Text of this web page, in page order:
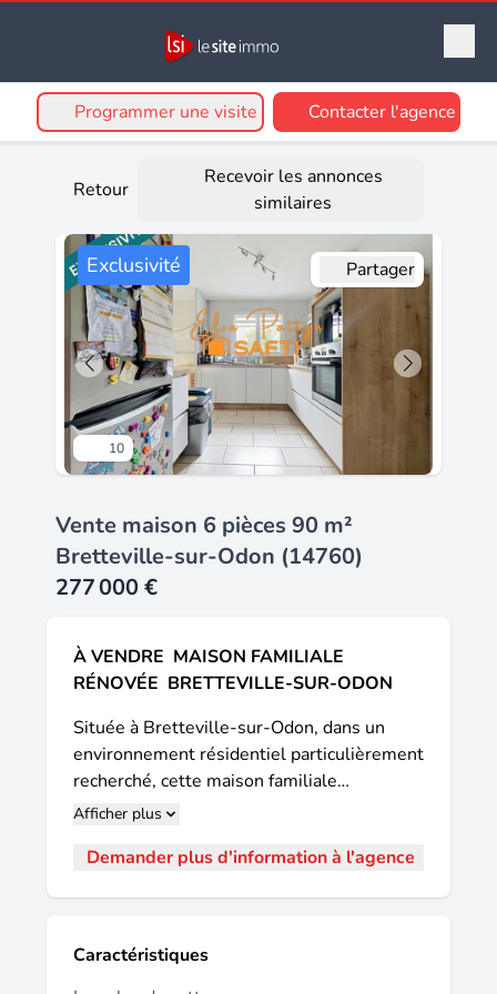
Programmer une visite Contacter l'agence
Retour
Recevoir les annonces
similaires
Exclusivité
10
Partager
Vente maison 6 pièces 90 m²
Bretteville-sur-Odon (14760)
277 000 €
À VENDRE  MAISON FAMILIALE
RÉNOVÉE  BRETTEVILLE-SUR-ODON
Située à Bretteville-sur-Odon, dans un
environnement résidentiel particulièrement
recherché, cette maison familiale
mitoyenne par le garage d'environ 90 m²
commerces, des écoles, des transports et
par haies et grillage, elle a bénéficié d'une
rénovation complète et se distingue par la
Afficher plus
Demander plus d'information à l'agence
Caractéristiques